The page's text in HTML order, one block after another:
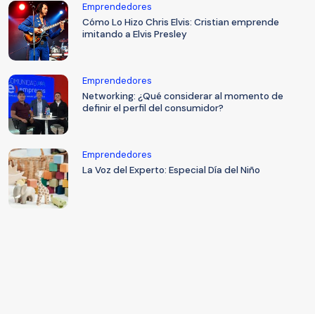
Emprendedores
Cómo Lo Hizo Chris Elvis: Cristian emprende
imitando a Elvis Presley
Emprendedores
Networking: ¿Qué considerar al momento de
definir el perfil del consumidor?
Emprendedores
La Voz del Experto: Especial Día del Niño